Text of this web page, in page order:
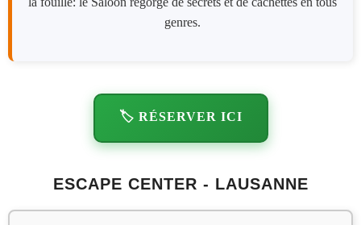
genres.
🏷️ RÉSERVER ICI
ESCAPE CENTER - LAUSANNE